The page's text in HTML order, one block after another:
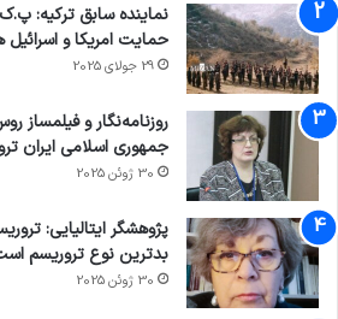
نماینده سابق ترکیه:
حمایت امریکا و
29 جولای 2025
روزنامه‌نگار و فیلمساز
جمهوری اسلامی ایران
30 ژوئن 2025
پژوهشگر ایتالیایی:
بدترین نوع تروریسم
30 ژوئن 2025